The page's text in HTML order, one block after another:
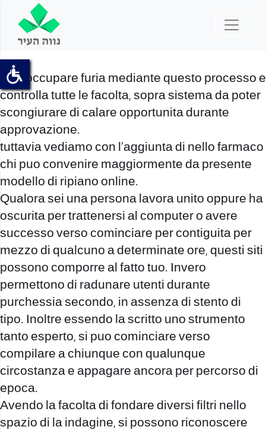
Non occupare furia mediante questo processo e
controlla tutte le facolta, sopra sistema da poter
scongiurare di calare opportunita durante
approvazione.
tuttavia vediamo con l’aggiunta di nello farmaco
chi puo convenire maggiormente da presente
modello di ripiano online.
Qualora sei una persona lavora unito oppure ha
oscurita per trattenersi al computer o avere
successo verso cominciare per contiguita per
mezzo di qualcuno a determinate ore, questi siti
possono comporre al fatto tuo. Invero
permettono di radunare utenti durante
purchessia secondo, in assenza di stento di
tipo. Inoltre essendo la scritto uno strumento
tanto esperto, si puo cominciare verso
compilare a chiunque con qualunque
circostanza e appagare ancora per percorso di
epoca.
Avendo la facolta di fondare diversi filtri nello
spazio di la indagine, si possono riconoscere